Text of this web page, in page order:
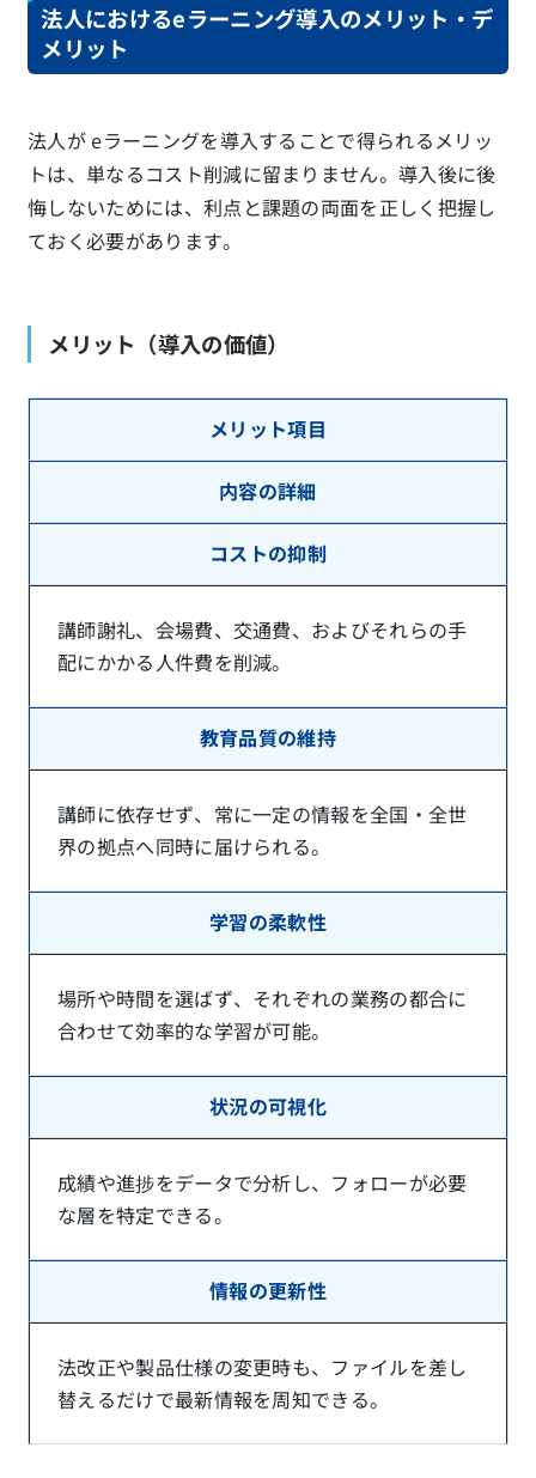
法人におけるeラーニング導入のメリット・デ
メリット
法人が eラーニングを導入することで得られるメリッ
トは、単なるコスト削減に留まりません。導入後に後
悔しないためには、利点と課題の両面を正しく把握し
ておく必要があります。
メリット（導入の価値）
メリット項目
内容の詳細
コストの抑制
講師謝礼、会場費、交通費、およびそれらの手
配にかかる人件費を削減。
教育品質の維持
講師に依存せず、常に一定の情報を全国・全世
界の拠点へ同時に届けられる。
学習の柔軟性
場所や時間を選ばず、それぞれの業務の都合に
合わせて効率的な学習が可能。
状況の可視化
成績や進捗をデータで分析し、フォローが必要
な層を特定できる。
情報の更新性
法改正や製品仕様の変更時も、ファイルを差し
替えるだけで最新情報を周知できる。